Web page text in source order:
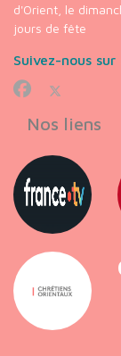
d'Orient, le
jours de fête
Suivez-nous sur
Nos liens